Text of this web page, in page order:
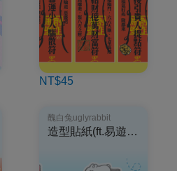
NT$45
醜白兔uglyrabbit
造型貼紙(ft.易遊網)